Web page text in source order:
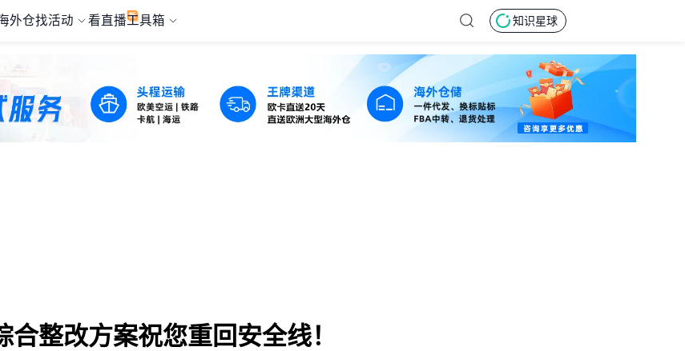
外仓找活动 看直播工具箱 知识星球
整改方案祝您重回安全线！